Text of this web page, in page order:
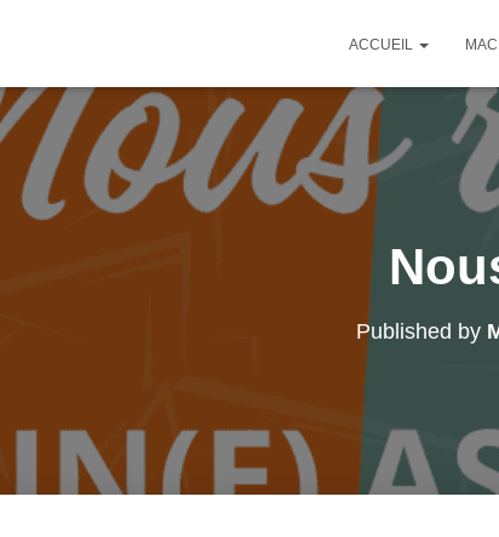
ACCUEIL
Published by